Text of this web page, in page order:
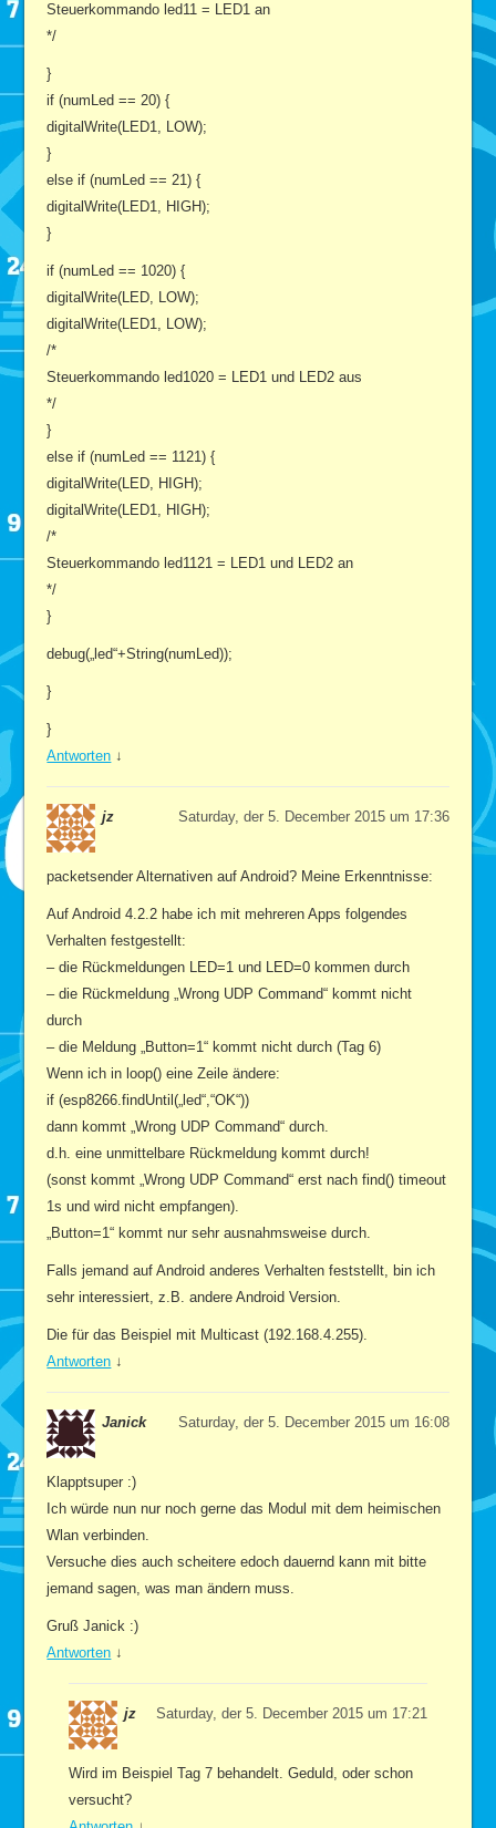
Steuerkommando led11 = LED1 an
*/
}
if (numLed == 20) {
digitalWrite(LED1, LOW);
}
else if (numLed == 21) {
digitalWrite(LED1, HIGH);
}
if (numLed == 1020) {
digitalWrite(LED, LOW);
digitalWrite(LED1, LOW);
/*
Steuerkommando led1020 = LED1 und LED2 aus
*/
}
else if (numLed == 1121) {
digitalWrite(LED, HIGH);
digitalWrite(LED1, HIGH);
/*
Steuerkommando led1121 = LED1 und LED2 an
*/
}
debug(„led“+String(numLed));
}
}
Antworten ↓
jz Saturday, der 5. December 2015 um 17:36
packetsender Alternativen auf Android? Meine Erkenntnisse:
Auf Android 4.2.2 habe ich mit mehreren Apps folgendes
Verhalten festgestellt:
– die Rückmeldungen LED=1 und LED=0 kommen durch
– die Rückmeldung „Wrong UDP Command“ kommt nicht
durch
– die Meldung „Button=1“ kommt nicht durch (Tag 6)
Wenn ich in loop() eine Zeile ändere:
if (esp8266.findUntil(„led“,“OK“))
dann kommt „Wrong UDP Command“ durch.
d.h. eine unmittelbare Rückmeldung kommt durch!
(sonst kommt „Wrong UDP Command“ erst nach find() timeout
1s und wird nicht empfangen).
„Button=1“ kommt nur sehr ausnahmsweise durch.
Falls jemand auf Android anderes Verhalten feststellt, bin ich
sehr interessiert, z.B. andere Android Version.
Die für das Beispiel mit Multicast (192.168.4.255).
Antworten ↓
Janick Saturday, der 5. December 2015 um 16:08
Klapptsuper :)
Ich würde nun nur noch gerne das Modul mit dem heimischen
Wlan verbinden.
Versuche dies auch scheitere edoch dauernd kann mit bitte
jemand sagen, was man ändern muss.
Gruß Janick :)
Antworten ↓
jz Saturday, der 5. December 2015 um 17:21
Wird im Beispiel Tag 7 behandelt. Geduld, oder schon
versucht?